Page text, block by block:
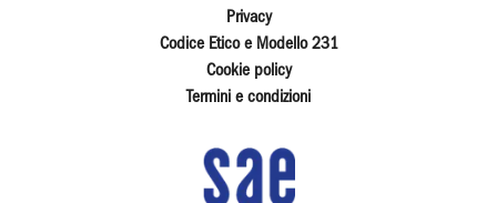
Privacy
Codice Etico e Modello 231
Cookie policy
Termini e condizioni